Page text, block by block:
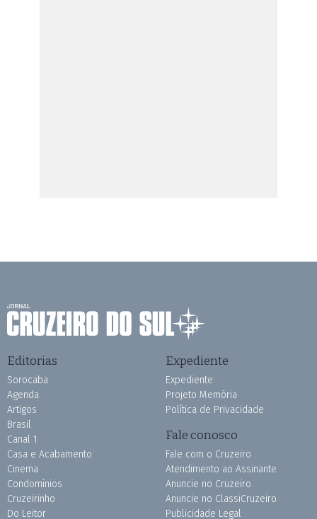
Editorias
Sorocaba
Agenda
Artigos
Brasil
Canal 1
Casa e Acabamento
Cinema
Condomínios
Cruzeirinho
Do Leitor
Expediente
Expediente
Projeto Memória
Política de Privacidade
Fale conosco
Fale com o Cruzeiro
Atendimento ao Assinante
Anuncie no Cruzeiro
Anuncie no ClassiCruzeiro
Publicidade Legal